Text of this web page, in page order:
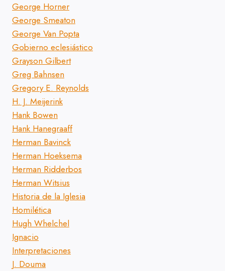
George Horner
George Smeaton
George Van Popta
Gobierno eclesiástico
Grayson Gilbert
Greg Bahnsen
Gregory E. Reynolds
H. J. Meijerink
Hank Bowen
Hank Hanegraaff
Herman Bavinck
Herman Hoeksema
Herman Ridderbos
Herman Witsius
Historia de la Iglesia
Homilética
Hugh Whelchel
Ignacio
Interpretaciones
J. Douma